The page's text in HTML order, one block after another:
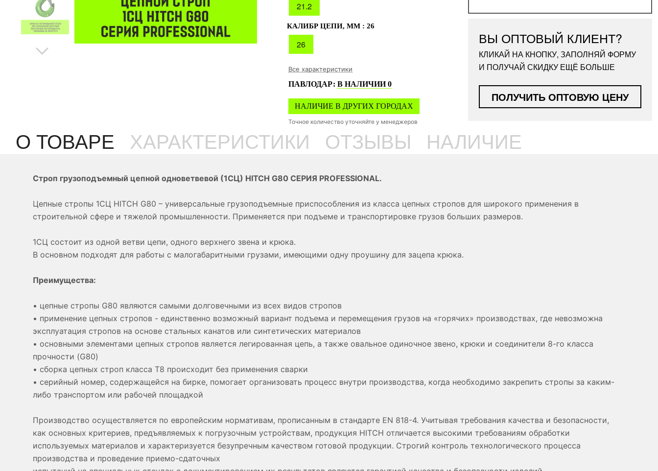
21.2
КАЛИБР ЦЕПИ, ММ : 26
26
Все характеристики
ПАВЛОДАР: В НАЛИЧИИ0
НАЛИЧИЕ В ДРУГИХ ГОРОДАХ
Точное количество уточняйте у менеджеров
ВЫ ОПТОВЫЙ КЛИЕНТ?
КЛИКАЙ НА КНОПКУ, ЗАПОЛНЯЙ ФОРМУ
И ПОЛУЧАЙ СКИДКУ ЕЩЁ БОЛЬШЕ
ПОЛУЧИТЬ ОПТОВУЮ ЦЕНУ
О ТОВАРЕ ХАРАКТЕРИСТИКИ ОТЗЫВЫ НАЛИЧИЕ
Строп грузоподъемный цепной одноветвевой (1СЦ) HITCH G80 СЕРИЯ PROFESSIONAL.
Цепные стропы 1СЦ HITCH G80 – универсальные грузоподъемные приспособления из класса цепных стропов для широкого применения в
строительной сфере и тяжелой промышленности. Применяется при подъеме и транспортировке грузов больших размеров.
1СЦ состоит из одной ветви цепи, одного верхнего звена и крюка.
В основном подходят для работы с малогабаритными грузами, имеющими одну проушину для зацепа крюка.
Преимущества:
• цепные стропы G80 являются самыми долговечными из всех видов стропов
• применение цепных стропов - единственно возможный вариант подъема и перемещения грузов на «горячих» производствах, где невозможна
эксплуатация стропов на основе стальных канатов или синтетических материалов
• основными элементами цепных стропов является легированная цепь, а также овальное одиночное звено, крюки и соединители 8-го класса
прочности (G80)
• сборка цепных строп класса Т8 происходит без применения сварки
• серийный номер, содержащейся на бирке, помогает организовать процесс внутри производства, когда необходимо закрепить стропы за каким-
либо транспортом или рабочей площадкой
Производство осуществляется по европейским нормативам, прописанным в стандарте EN 818-4. Учитывая требования качества и безопасности,
как основных критериев, предъявляемых к погрузочным устройствам, продукция HITCH отличается высокими требованиям обработки
используемых материалов и характеризуется безупречным качеством готовой продукции. Строгий контроль технологического процесса
производства и проведение приемо-сдаточных